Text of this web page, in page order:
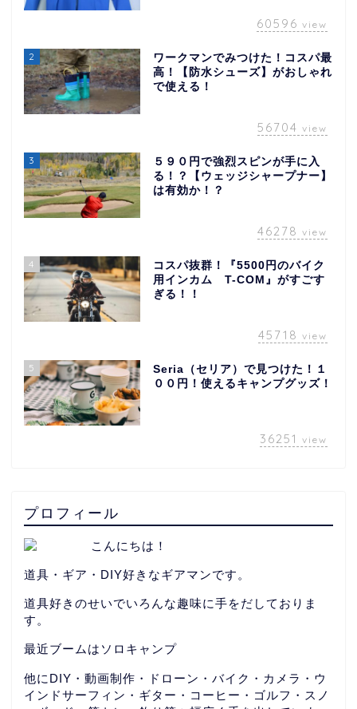
60596 view
2
ワークマンでみつけた！コスパ最
高！【防水シューズ】がおしゃれ
で使える！
56704 view
3
５９０円で強烈スピンが手に入
る！？【ウェッジシャープナー】
は有効か！？
46278 view
4
コスパ抜群！『5500円のバイク
用インカム T-COM』がすごす
ぎる！！
45718 view
5
Seria（セリア）で見つけた！１
００円！使えるキャンプグッズ！
36251 view
プロフィール
こんにちは！
道具・ギア・DIY好きなギアマンです。
道具好きのせいでいろんな趣味に手をだしておりま
す。
最近ブームはソロキャンプ
他にDIY・動画制作・ドローン・バイク・カメラ・ウ
インドサーフィン・ギター・コーヒー・ゴルフ・スノ